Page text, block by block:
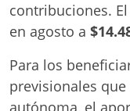
contribuciones.
en agosto a
Para los
previsionales